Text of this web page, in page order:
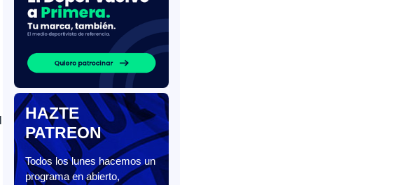
HAZTE
PATREON
Todos los lunes hacemos un
programa en abierto,